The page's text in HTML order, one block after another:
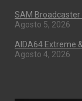
SAM Broadcaster
Agosto 5, 2026
AIDA64 Extreme
Agosto 4, 2026